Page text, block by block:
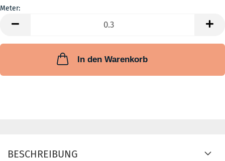
Meter:
In den Warenkorb
BESCHREIBUNG